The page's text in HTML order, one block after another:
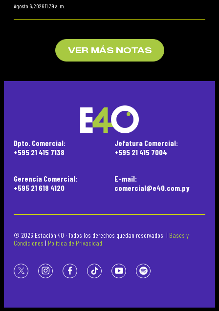
Agosto 6, 2026 11:39 a. m.
VER MÁS NOTAS
Dpto. Comercial:
+595 21 415 7138
Jefatura Comercial:
+595 21 415 7004
Gerencia Comercial:
+595 21 618 4120
E-mail:
comercial@e40.com.py
© 2026 Estación 40 · Todos los derechos quedan reservados. | Bases y
Condiciones | Política de Privacidad
twitter instagramfacebooktiktok youtubespotify